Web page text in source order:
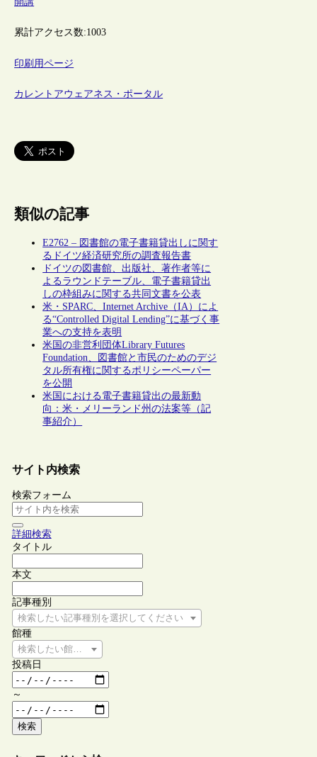
累計アクセス数:1003
印刷用ページ
カレントアウェアネス・ポータル
類似の記事
E2762 – 図書館の電子書籍貸出しに関す
るドイツ経済研究所の調査報告書
ドイツの図書館、出版社、著作者等に
よるラウンドテーブル、電子書籍貸出
しの枠組みに関する共同文書を公表
米・SPARC、Internet Archive（IA）によ
る“Controlled Digital Lending”に基づく事
業への支持を表明
米国の非営利団体Library Futures
Foundation、図書館と市民のためのデジ
タル所有権に関するポリシーペーパー
を公開
米国における電子書籍貸出の最新動
向：米・メリーランド州の法案等（記
事紹介）
サイト内検索
検索フォーム
詳細検索
タイトル
本文
記事種別
検索したい記事種別を選択してください
館種
検索したい館種を選択してください
投稿日
～
検索